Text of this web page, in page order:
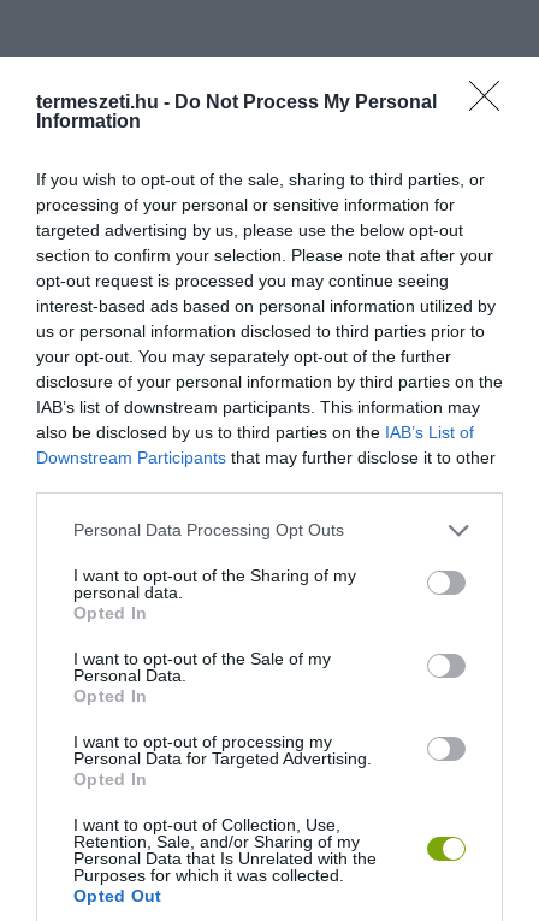
termeszeti.hu - Do Not Process My Personal
Information
If you wish to opt-out of the sale, sharing to third parties, or
processing of your personal or sensitive information for
targeted advertising by us, please use the below opt-out
section to confirm your selection. Please note that after your
opt-out request is processed you may continue seeing
interest-based ads based on personal information utilized by
us or personal information disclosed to third parties prior to
your opt-out. You may separately opt-out of the further
disclosure of your personal information by third parties on the
IAB’s list of downstream participants. This information may
also be disclosed by us to third parties on the IAB’s List of
Downstream Participants that may further disclose it to other
Please note that this website/app uses one or more Google
not limited to your visit or usage behaviour. You may click to
grant or deny consent to Google and its third-party tags to
use your data for below specified purposes in below Google
consent section.
Personal Data Processing Opt Outs
I want to opt-out of the Sharing of my
personal data.
Opted In
I want to opt-out of the Sale of my
Personal Data.
Opted In
I want to opt-out of processing my
Personal Data for Targeted Advertising.
Opted In
I want to opt-out of Collection, Use,
Retention, Sale, and/or Sharing of my
Personal Data that Is Unrelated with the
Purposes for which it was collected.
Opted Out
MEGVAN A ’FÉLELEM SZAGA’, AMELLYEL TÁVOL LEHET
TARTANI A KÁRTEVŐKET A KERTBŐL
KÖVETKEZŐ CIKK
IRODAKÉNT PRÓBÁLJA KIADNI A MELLÉKHELYISÉGET